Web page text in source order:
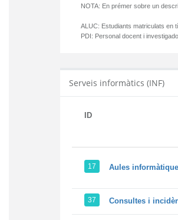
NOTA: En prémer sobre un
ALUC: Estudiants matriculats en
PDI: Personal docent i
Serveis informàtics (INF)
ID
17 Aules
37 Consultes i